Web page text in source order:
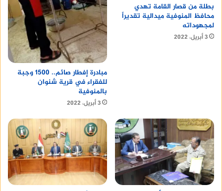
بطلة من قصار القامة تهدي
محافظ المنوفية ميدالية تقديراً
لمجهوداته
3 أبريل، 2022
مبادرة إفطار صائم.. 1500 وجبة
للفقراء في قرية شنوان
بالمنوفية
3 أبريل، 2022